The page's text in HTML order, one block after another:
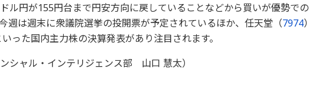
ル円が155円台まで円安方向に戻していることなどから買いが優勢での
週は週末に衆議院選挙の投開票が予定されているほか、任天堂（7974）
った国内主力株の決算発表があり注目されます。
シャル・インテリジェンス部 山口 慧太）